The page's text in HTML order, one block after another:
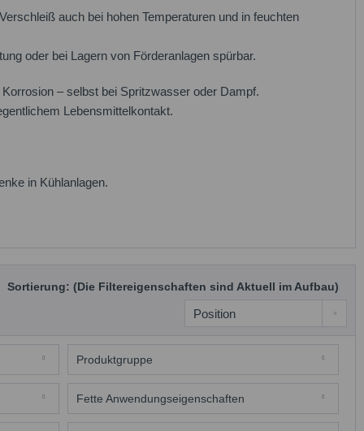
auch bei hohen Temperaturen und in feuchten
oder bei Lagern von Förderanlagen spürbar.
– selbst bei Spritzwasser oder Dampf.
Lebensmittelkontakt.
in Kühlanlagen.
Sortierung: (Die Filtereigenschaften sind Aktuell im Aufbau)
Produktgruppe
Schmierfette
Fette Anwendungseigenschaften